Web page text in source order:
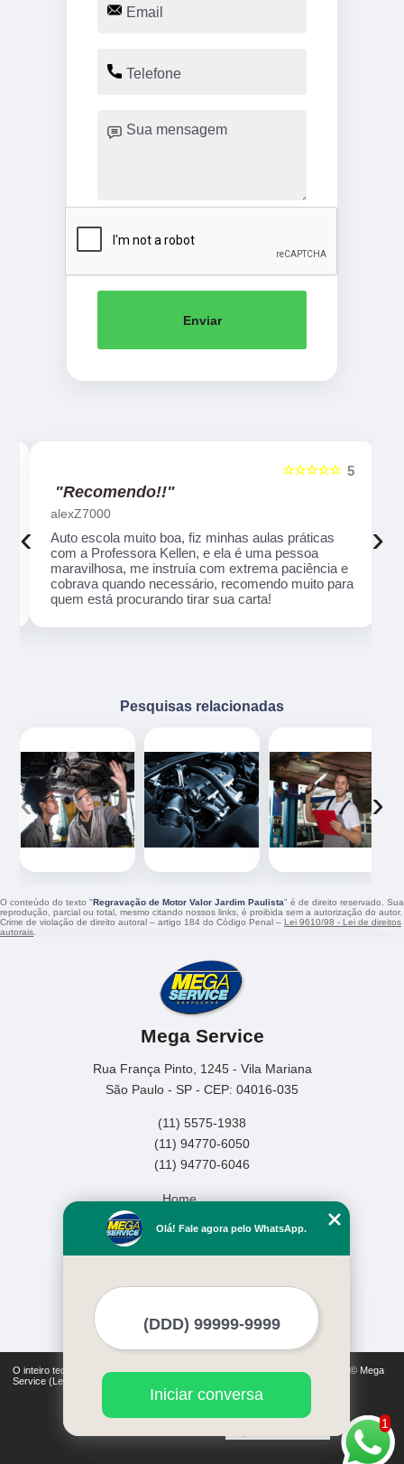
Enviar
5
☆☆☆☆☆
"Recomendo!!"
alexZ7000
Auto escola muito boa, fiz minhas aulas práticas
com a Professora Kellen, e ela é uma pessoa
maravilhosa, me instruía com extrema paciência e
cobrava quando necessário, recomendo muito para
quem está procurando tirar sua carta!
‹ ›
Pesquisas relacionadas
‹ ›
O conteúdo do texto "Regravação de Motor Valor Jardim Paulista" é de direito reservado. Sua
reprodução, parcial ou total, mesmo citando nossos links, é proibida sem a autorização do autor.
Crime de violação de direito autoral – artigo 184 do Código Penal – Lei 9610/98 - Lei de direitos
autorais
Mega Service
Rua França Pinto, 1245 - Vila Mariana
São Paulo - SP - CEP: 04016-035
(11) 5575-1938
(11) 94770-6050
(11) 94770-6046
Home
Empresa
Mais Serviços
O inteiro teor deste site está sujeito à proteção de direitos autorais. Copyright© Mega
Service (Lei 9610 de 19/02/1998)
1
Olá! Fale agora pelo WhatsApp.
Iniciar conversa